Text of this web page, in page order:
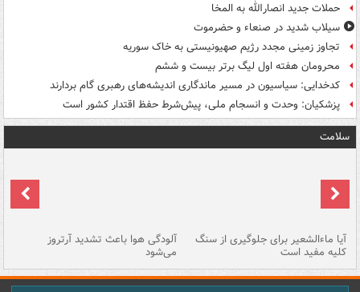
حملات جدید انصارالله به المخا
سیلاب شدید در صنعاء و حضرموت
تجاوز زمینی مجدد رژیم صهیونیستی به خاک سوریه
محرومان هفته اول لیگ برتر بیست و ششم
کدخدایی: سیاسیون در مسیر ماندگاری اندیشه‌های رهبری گام بردارند
پزشکیان: وحدت و انسجام ملی، پیش‌شرط حفظ اقتدار کشور است
سلامت
آیا ماءالشعیر برای جلوگیری از سنگ
کلیه مفید است
آلودگی هوا باعث تشدید آرتروز
می‌شود